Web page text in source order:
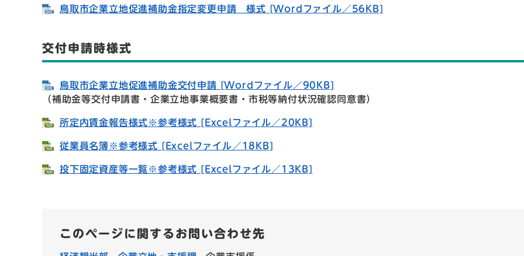
鳥取市企業立地促進補助金指定変更申請 様式 [Wordファイル／56KB]
交付申請時様式
鳥取市企業立地促進補助金交付申請 [Wordファイル／90KB]
（補助金等交付申請書・企業立地事業概要書・市税等納付状況確認同意書）
所定内賃金報告様式※参考様式 [Excelファイル／20KB]
従業員名簿※参考様式 [Excelファイル／18KB]
投下固定資産等一覧※参考様式 [Excelファイル／13KB]
このページに関するお問い合わせ先